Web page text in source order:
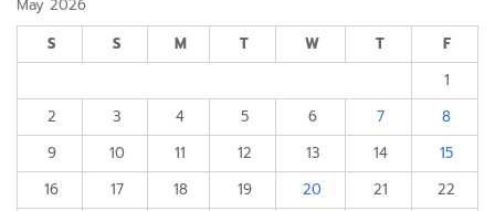
May 2026
S
S M T W T
F
1
2
3 4 5 6 7
8
9
10 11 12 13 14
15
16
17 18 19 20 21
22